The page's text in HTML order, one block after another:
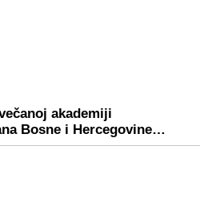
akademiji
Bosne i Hercegovine…